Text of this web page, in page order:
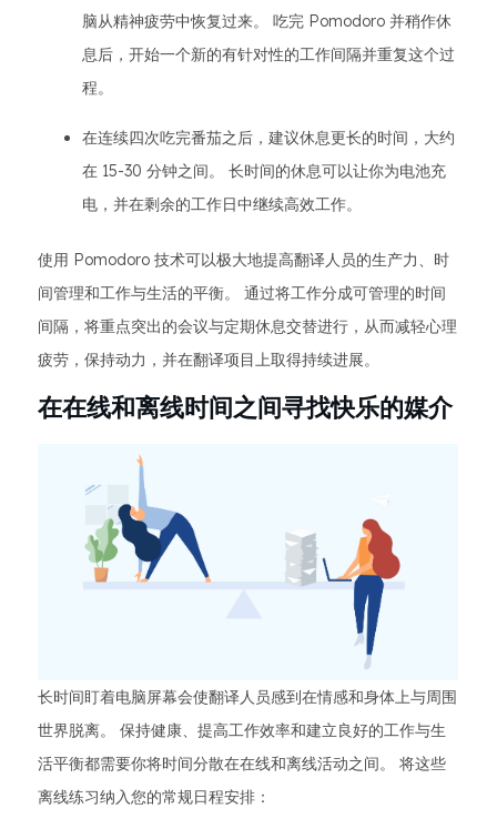
脑从精神疲劳中恢复过来。 吃完 Pomodoro 并稍作休
息后，开始一个新的有针对性的工作间隔并重复这个过
程。
在连续四次吃完番茄之后，建议休息更长的时间，大约
在 15-30 分钟之间。 长时间的休息可以让你为电池充
电，并在剩余的工作日中继续高效工作。
使用 Pomodoro 技术可以极大地提高翻译人员的生产力、时
间管理和工作与生活的平衡。 通过将工作分成可管理的时间
间隔，将重点突出的会议与定期休息交替进行，从而减轻心理
疲劳，保持动力，并在翻译项目上取得持续进展。
在在线和离线时间之间寻找快乐的媒介
长时间盯着电脑屏幕会使翻译人员感到在情感和身体上与周围
世界脱离。 保持健康、提高工作效率和建立良好的工作与生
活平衡都需要你将时间分散在在线和离线活动之间。 将这些
离线练习纳入您的常规日程安排：